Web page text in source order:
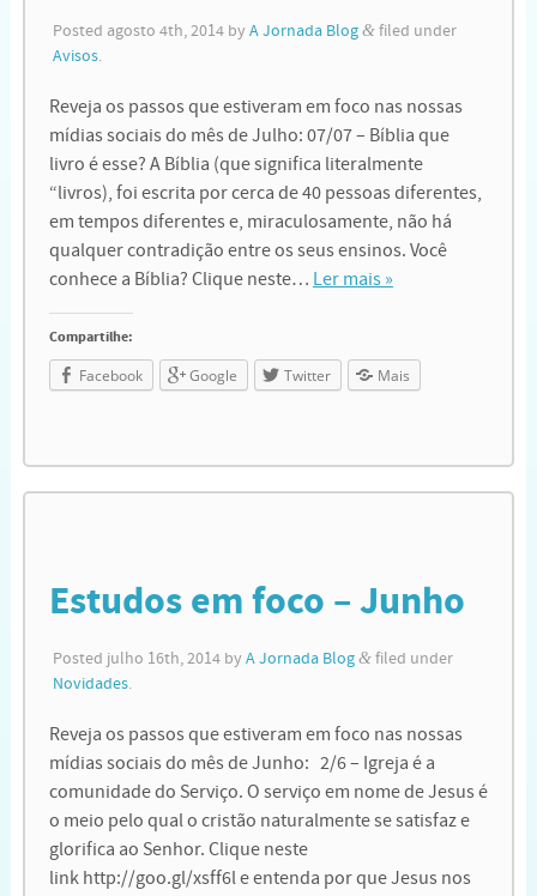
Posted agosto 4th, 2014by A Jornada Blog &filed under
Avisos.
Reveja os passos que estiveram em foco nas nossas
mídias sociais do mês de Julho: 07/07 – Bíblia que
livro é esse? A Bíblia (que significa literalmente
“livros), foi escrita por cerca de 40 pessoas diferentes,
em tempos diferentes e, miraculosamente, não há
qualquer contradição entre os seus ensinos. Você
conhece a Bíblia? Clique neste… Ler mais »
Compartilhe:
Facebook Google Twitter Mais
Estudos em foco – Junho
Posted julho 16th, 2014by A Jornada Blog &filed under
Novidades.
Reveja os passos que estiveram em foco nas nossas
mídias sociais do mês de Junho: 2/6 – Igreja é a
comunidade do Serviço. O serviço em nome de Jesus é
o meio pelo qual o cristão naturalmente se satisfaz e
glorifica ao Senhor. Clique neste
link http://goo.gl/xsff6l e entenda por que Jesus nos